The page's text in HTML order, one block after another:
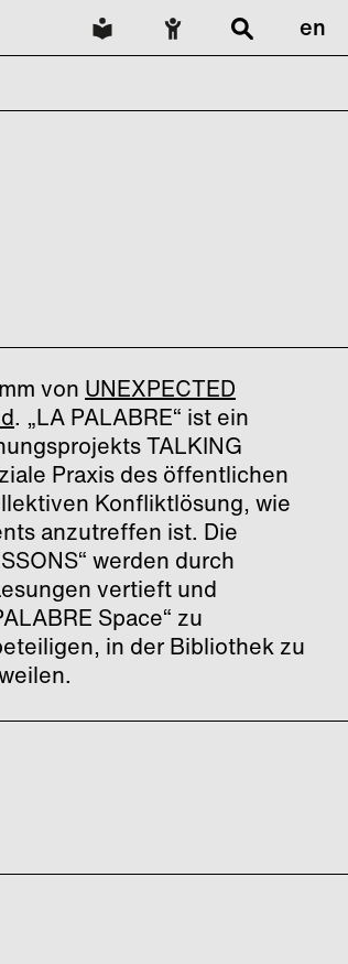
en
von UNEXPECTED
. „LA PALABRE“ ist ein
TALKING
Praxis des öffentlichen
Konfliktlösung, wie
anzutreffen ist. Die
werden durch
vertieft und
Space“ zu
in der Bibliothek zu